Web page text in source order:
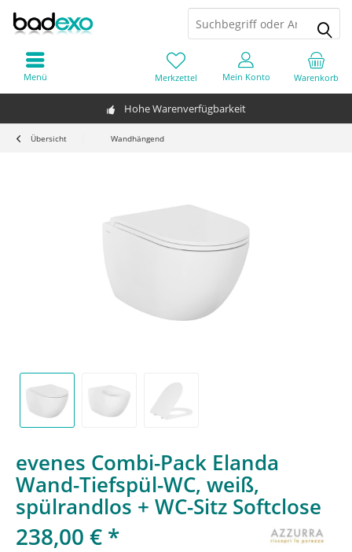
Hohe Warenverfügbarkeit
Warenkorb
Merkzettel Mein Konto
Menü
Übersicht Wandhängend
evenes Combi-Pack Elanda
Wand-Tiefspül-WC, weiß,
spülrandlos + WC-Sitz Softclose
238,00 € *